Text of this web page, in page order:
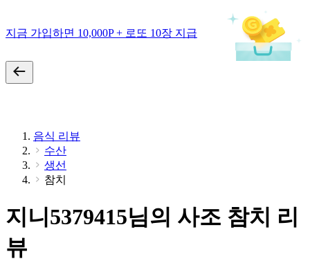
지금 가입하면 10,000P + 로또 10장 지급
음식 리뷰
수산
생선
참치
지니5379415님의 사조 참치 리
뷰